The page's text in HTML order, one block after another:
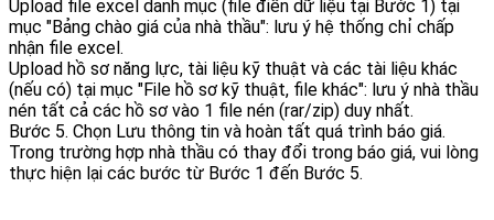
Upload file excel danh mục (file điền dữ liệu tại Bước 1) tại
mục "Bảng chào giá của nhà thầu": lưu ý hệ thống chỉ chấp
nhận file excel.
Upload hồ sơ năng lực, tài liệu kỹ thuật và các tài liệu khác
(nếu có) tại mục "File hồ sơ kỹ thuật, file khác": lưu ý nhà thầu
nén tất cả các hồ sơ vào 1 file nén (rar/zip) duy nhất.
Bước 5. Chọn Lưu thông tin và hoàn tất quá trình báo giá.
Trong trường hợp nhà thầu có thay đổi trong báo giá, vui lòng
thực hiện lại các bước từ Bước 1 đến Bước 5.